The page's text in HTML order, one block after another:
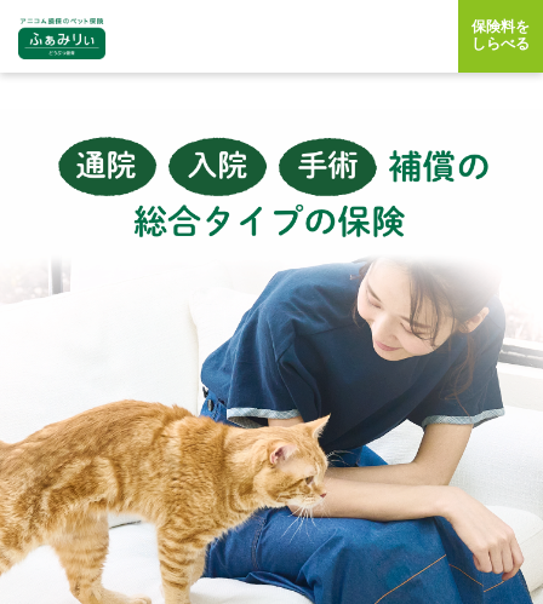
保険料を
しらべる